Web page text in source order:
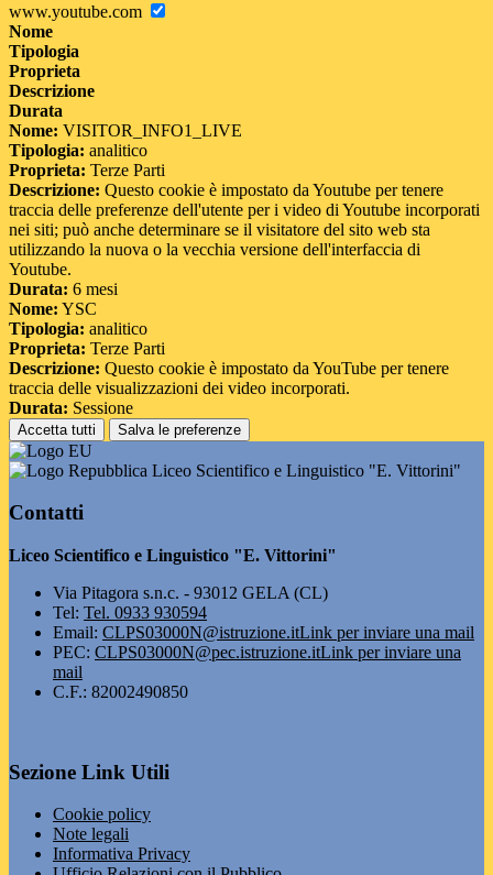
www.youtube.com
Nome
Tipologia
Proprieta
Descrizione
Durata
Nome: VISITOR_INFO1_LIVE
Tipologia: analitico
Proprieta: Terze Parti
Descrizione: Questo cookie è impostato da Youtube per tenere
traccia delle preferenze dell'utente per i video di Youtube incorporati
nei siti; può anche determinare se il visitatore del sito web sta
utilizzando la nuova o la vecchia versione dell'interfaccia di
Youtube.
Durata: 6 mesi
Nome: YSC
Tipologia: analitico
Proprieta: Terze Parti
Descrizione: Questo cookie è impostato da YouTube per tenere
traccia delle visualizzazioni dei video incorporati.
Durata: Sessione
Accetta tutti Salva le preferenze
Liceo Scientifico e Linguistico "E. Vittorini"
Contatti
Liceo Scientifico e Linguistico "E. Vittorini"
Via Pitagora s.n.c. - 93012 GELA (CL)
Tel: Tel. 0933 930594
Email: CLPS03000N@istruzione.itLink per inviare una mail
PEC: CLPS03000N@pec.istruzione.itLink per inviare una
mail
C.F.: 82002490850
Sezione Link Utili
Cookie policy
Note legali
Informativa Privacy